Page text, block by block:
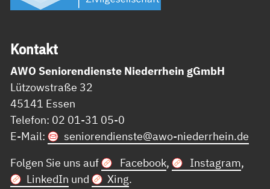
Kon­takt
AWO Seniorendienste Niederrhein gGmbH
Lützowstraße 32
45141 Essen
Telefon: 02 01-31 05-0
E-Mail:
seniorendienste@awo-niederrhein.de
Folgen Sie uns auf
Facebook, Instagram,
LinkedIn und Xing.